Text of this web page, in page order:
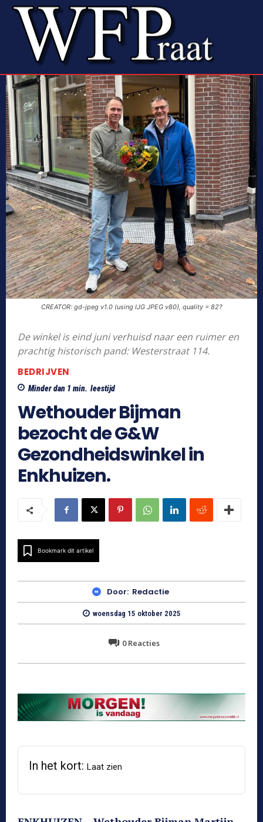
CREATOR: gd-jpeg v1.0 (using IJG JPEG v80), quality = 82?
De winkel is eind juni verhuisd naar een ruimer en
prachtig historisch pand: Westerstraat 114.
BEDRIJVEN
Minder dan 1 min. leestijd
Wethouder Bijman
bezocht de G&W
Gezondheidswinkel in
Enkhuizen.
Bookmark dit artikel
Door: Redactie
woensdag 15 oktober 2025
0Reacties
In het kort: Laat zien